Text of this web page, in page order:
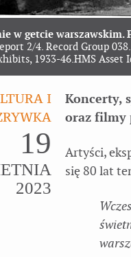
w getcie warszawskim.
2/4. Record Group
1933-46.HMS Asset
I
19
2023
Koncerty,
oraz filmy
Artyści,
się 80 lat